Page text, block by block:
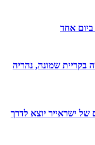
בקריית שמונה, נהריה
ישראייר יוצא לדרך